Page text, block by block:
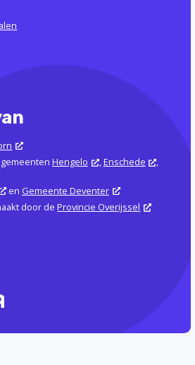
Hengelo ,Enschede
,
en Gemeente Deventer
door deProvincie Overijssel